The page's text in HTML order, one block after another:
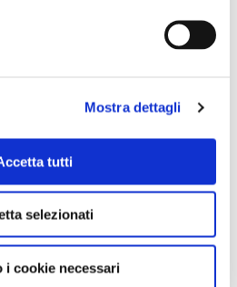
Mostra dettagli
tutti
selezionati
i cookie necessari